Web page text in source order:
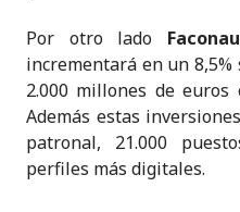
Por otro lado
incrementará en un
2.000 millones de euros
Además estas
patronal, 21.000
perfiles más digitales.